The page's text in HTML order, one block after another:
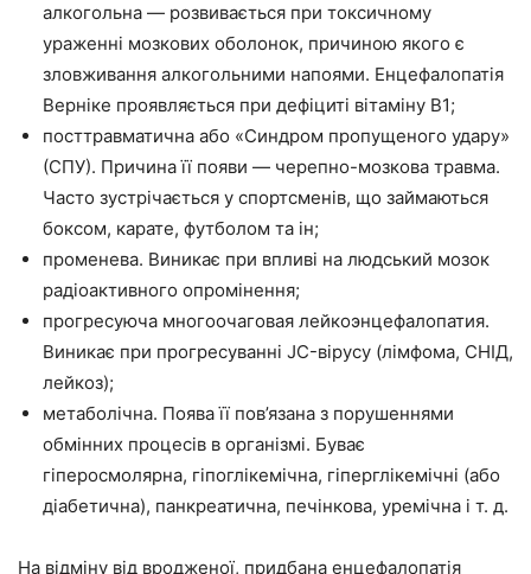
алкогольна — розвивається при токсичному
ураженні мозкових оболонок, причиною якого є
зловживання алкогольними напоями. Енцефалопатія
Верніке проявляється при дефіциті вітаміну В1;
посттравматична або «Синдром пропущеного удару»
(СПУ). Причина її появи — черепно-мозкова травма.
Часто зустрічається у спортсменів, що займаються
боксом, карате, футболом та ін;
променева. Виникає при впливі на людський мозок
радіоактивного опромінення;
прогресуюча многоочаговая лейкоэнцефалопатия.
Виникає при прогресуванні JC-вірусу (лімфома, СНІД,
лейкоз);
метаболічна. Поява її пов’язана з порушеннями
обмінних процесів в організмі. Буває
гіперосмолярна, гіпоглікемічна, гіперглікемічні (або
діабетична), панкреатична, печінкова, уремічна і т. д.
На відміну від вродженої, придбана енцефалопатія